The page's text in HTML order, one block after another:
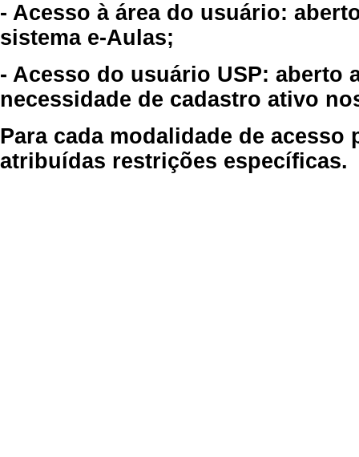
- Acesso à área do usuário:
sistema e-Aulas;
- Acesso do usuário USP: aberto
necessidade de cadastro ativo
Para cada modalidade de
atribuídas restrições específicas.